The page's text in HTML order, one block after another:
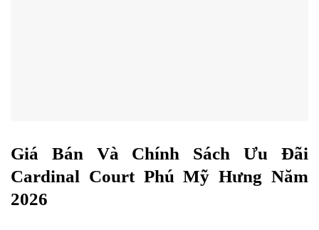
Giá Bán Và Chính Sách Ưu Đãi
Cardinal Court Phú Mỹ Hưng Năm
2026